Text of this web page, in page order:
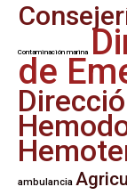
Contaminación marina
de
ambulancia